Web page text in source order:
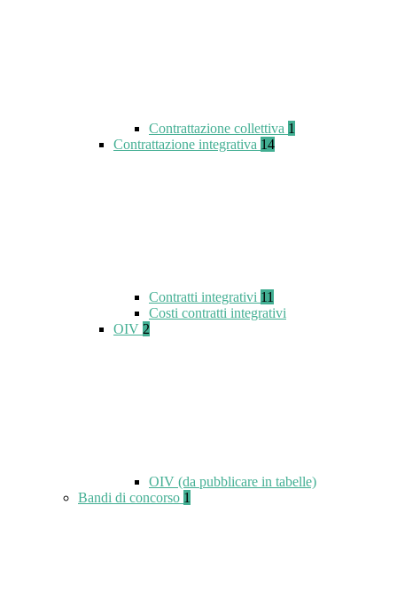
Contrattazione collettiva 1
Contrattazione integrativa 14
Contratti integrativi 11
Costi contratti integrativi
OIV 2
OIV (da pubblicare in tabelle)
Bandi di concorso 1